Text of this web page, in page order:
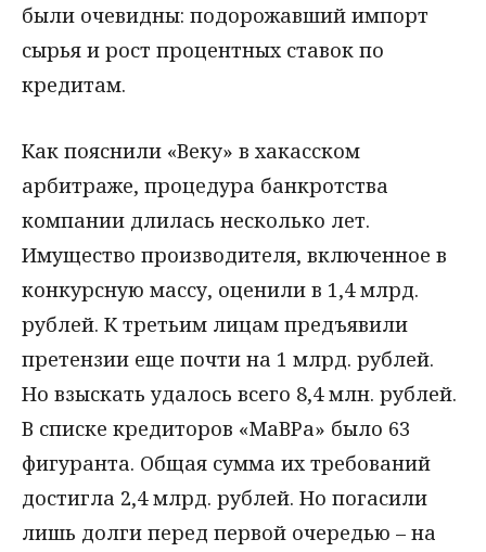
были очевидны: подорожавший импорт
сырья и рост процентных ставок по
кредитам.
Как пояснили «Веку» в хакасском
арбитраже, процедура банкротства
компании длилась несколько лет.
Имущество производителя, включенное в
конкурсную массу, оценили в 1,4 млрд.
рублей. К третьим лицам предъявили
претензии еще почти на 1 млрд. рублей.
Но взыскать удалось всего 8,4 млн. рублей.
В списке кредиторов «МаВРа» было 63
фигуранта. Общая сумма их требований
достигла 2,4 млрд. рублей. Но погасили
лишь долги перед первой очередью – на